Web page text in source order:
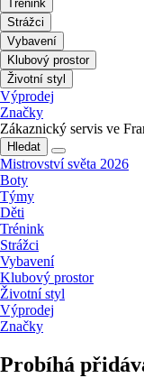
Trénink
Strážci
Vybavení
Klubový prostor
Životní styl
Výprodej
Značky
Zákaznický servis ve
Hledat
Mistrovství světa 2026
Boty
Týmy
Děti
Trénink
Strážci
Vybavení
Klubový prostor
Životní styl
Výprodej
Značky
Probíhá